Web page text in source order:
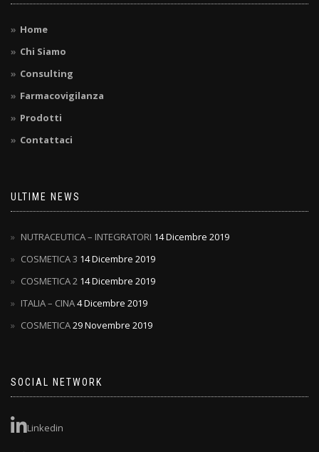
Home
Chi Siamo
Consulting
Farmacovigilanza
Prodotti
Contattaci
ULTIME NEWS
NUTRACEUTICA – INTEGRATORI 14 Dicembre 2019
COSMETICA 3 14 Dicembre 2019
COSMETICA 2 14 Dicembre 2019
ITALIA – CINA4 Dicembre 2019
COSMETICA29 Novembre 2019
SOCIAL NETWORK
Linkedin